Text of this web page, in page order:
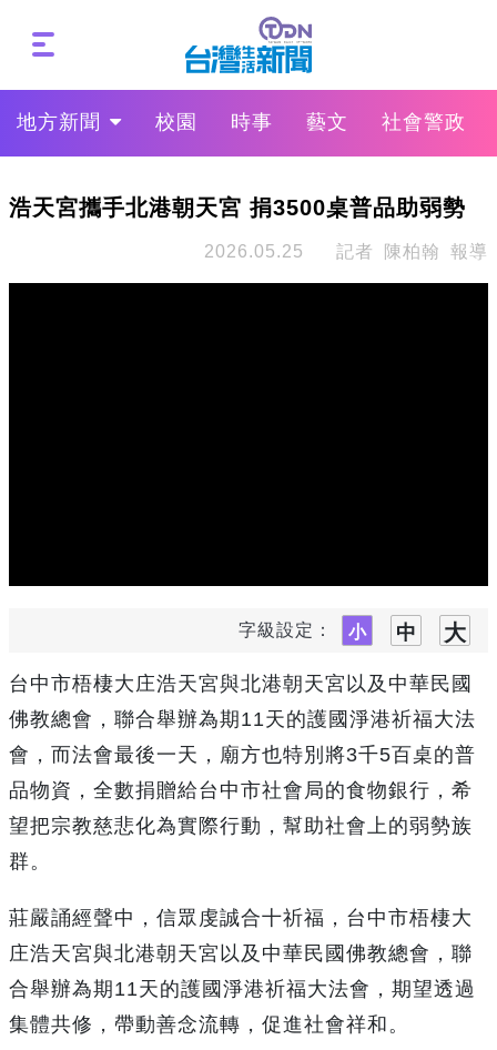
地方新聞 校園 時事 藝文 社會警政
浩天宮攜手北港朝天宮 捐3500桌普品助弱勢
2026.05.25 記者 陳柏翰 報導
字級設定：
台中市梧棲大庄浩天宮與北港朝天宮以及中華民國
佛教總會，聯合舉辦為期11天的護國淨港祈福大法
會，而法會最後一天，廟方也特別將3千5百桌的普
品物資，全數捐贈給台中市社會局的食物銀行，希
望把宗教慈悲化為實際行動，幫助社會上的弱勢族
群。
莊嚴誦經聲中，信眾虔誠合十祈福，台中市梧棲大
庄浩天宮與北港朝天宮以及中華民國佛教總會，聯
合舉辦為期11天的護國淨港祈福大法會，期望透過
集體共修，帶動善念流轉，促進社會祥和。